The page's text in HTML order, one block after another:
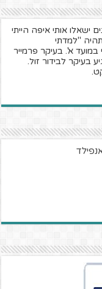
מוכן שבעוד 10 שנים ישאלו אותי איפה הייתי
תהיה "למדתי
במועד א'. בעיקר פרמייר
בעיקר לבידור זול.